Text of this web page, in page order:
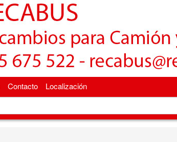
Contacto Localización